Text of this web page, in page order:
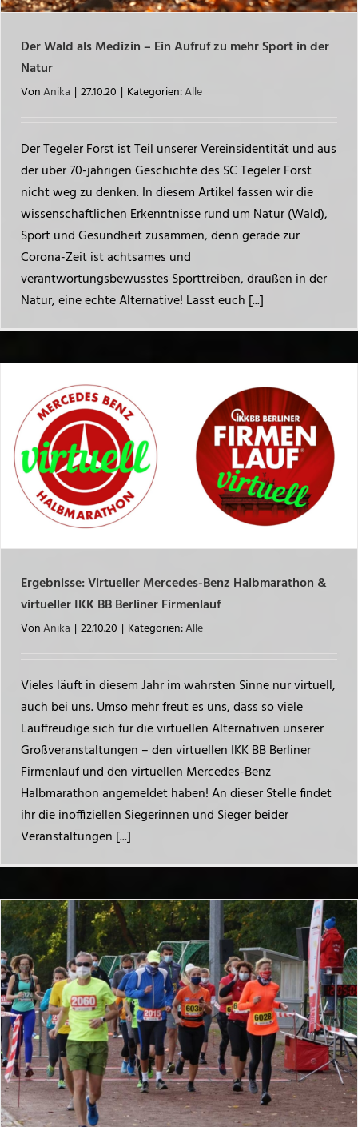
Der Wald als Medizin – Ein Aufruf zu mehr Sport in der
Natur
VonAnika | 27.10.20 | Kategorien:Alle
Der Tegeler Forst ist Teil unserer Vereinsidentität und aus
der über 70-jährigen Geschichte des SC Tegeler Forst
nicht weg zu denken. In diesem Artikel fassen wir die
wissenschaftlichen Erkenntnisse rund um Natur (Wald),
Sport und Gesundheit zusammen, denn gerade zur
Corona-Zeit ist achtsames und
verantwortungsbewusstes Sporttreiben, draußen in der
Natur, eine echte Alternative! Lasst euch [...]
Ergebnisse: Virtueller Mercedes-Benz Halbmarathon &
virtueller IKK BB Berliner Firmenlauf
VonAnika | 22.10.20 | Kategorien:Alle
Vieles läuft in diesem Jahr im wahrsten Sinne nur virtuell,
auch bei uns. Umso mehr freut es uns, dass so viele
Lauffreudige sich für die virtuellen Alternativen unserer
Großveranstaltungen – den virtuellen IKK BB Berliner
Firmenlauf und den virtuellen Mercedes-Benz
Halbmarathon angemeldet haben! An dieser Stelle findet
ihr die inoffiziellen Siegerinnen und Sieger beider
Veranstaltungen [...]